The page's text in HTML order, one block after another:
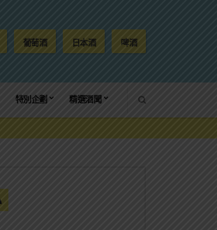
葡萄酒 日本酒 啤酒
特別企劃 精選酒聞